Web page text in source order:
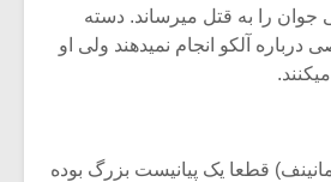
را به قتل میرساند. دسته
آلکو انجام نمیدهند ولی او
قطعا یک پیانیست بزرگ بوده